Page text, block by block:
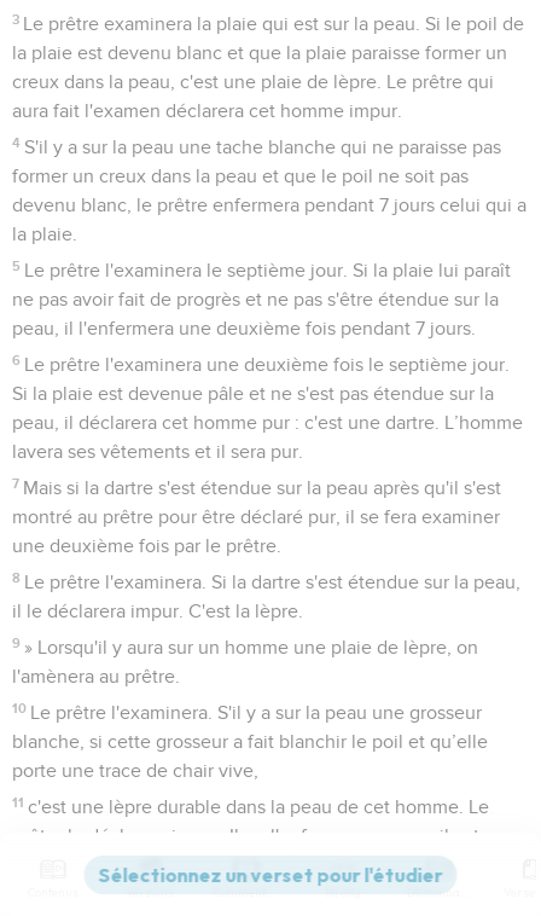
Versions Commentaires Strong
3
Le prêtre examinera la plaie qui est sur la peau. Si le poil de
la plaie est devenu blanc et que la plaie paraisse former un
creux dans la peau, c'est une plaie de lèpre. Le prêtre qui
aura fait l'examen déclarera cet homme impur.
4 S'il y a sur la peau une tache blanche qui ne paraisse pas
former un creux dans la peau et que le poil ne soit pas
devenu blanc, le prêtre enfermera pendant 7 jours celui qui a
la plaie.
5
Le prêtre l'examinera le septième jour. Si la plaie lui paraît
ne pas avoir fait de progrès et ne pas s'être étendue sur la
peau, il l'enfermera une deuxième fois pendant 7 jours.
6
Le prêtre l'examinera une deuxième fois le septième jour.
Si la plaie est devenue pâle et ne s'est pas étendue sur la
peau, il déclarera cet homme pur : c'est une dartre. L’homme
lavera ses vêtements et il sera pur.
7 Mais si la dartre s'est étendue sur la peau après qu'il s'est
montré au prêtre pour être déclaré pur, il se fera examiner
une deuxième fois par le prêtre.
8
Le prêtre l'examinera. Si la dartre s'est étendue sur la peau,
il le déclarera impur. C'est la lèpre.
9 » Lorsqu'il y aura sur un homme une plaie de lèpre, on
l'amènera au prêtre.
10
Le prêtre l'examinera. S'il y a sur la peau une grosseur
blanche, si cette grosseur a fait blanchir le poil et qu’elle
porte une trace de chair vive,
11 c'est une lèpre durable dans la peau de cet homme. Le
prêtre le déclarera impur. Il ne l'enfermera pas, car il est